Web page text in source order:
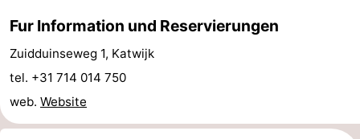
kindern
Übernachten
Appartements
Campingplätze
Fur Information und Reservierungen
Zuidduinseweg 1, Katwijk
tel. +31 714 014 750
web. Website